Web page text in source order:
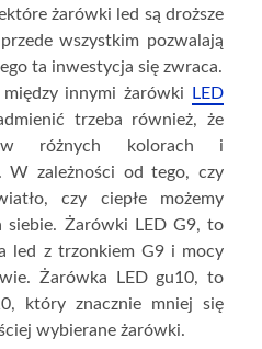
żarówki led są droższe
wszystkim pozwalają
ta inwestycja się zwraca.
innymi żarówki LED
trzeba również, że
w różnych kolorach i
W zależności od tego, czy
czy ciepłe możemy
siebie. Żarówki LED G9, to
led z trzonkiem G9 i mocy
Żarówka LED gu10, to
który znacznie mniej się
wybierane żarówki.